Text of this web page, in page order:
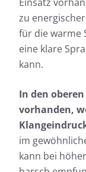
zu
für die warme
eine klare
kann.
In den
vorhanden,
im
kann bei